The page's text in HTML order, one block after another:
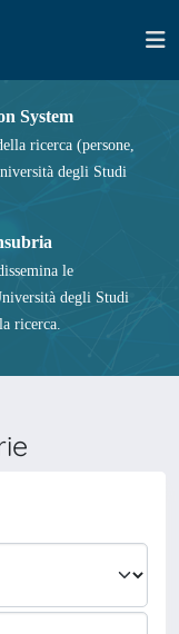
System
ricerca (persone,
degli Studi
le
degli Studi
ricerca.